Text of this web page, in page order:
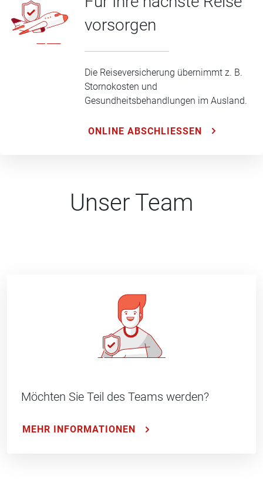
vorsorgen
Die Reiseversicherung übernimmt z. B.
Stornokosten und
Gesundheitsbehandlungen im Ausland.
ONLINE ABSCHLIESSEN
Unser Team
Möchten Sie Teil des Teams werden?
MEHR INFORMATIONEN